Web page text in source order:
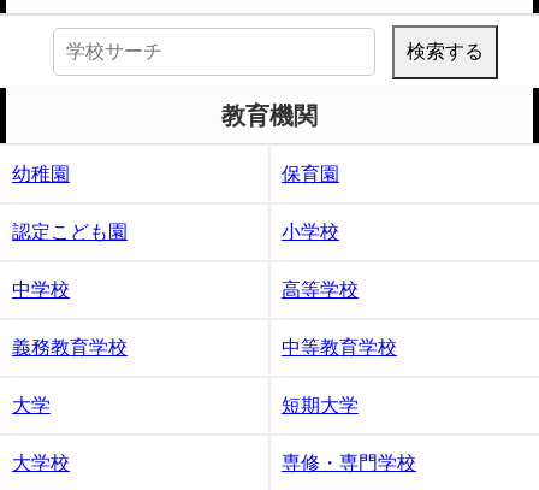
検
教育機関
幼稚園 保育園
認定こども園 小学校
中学校 高等学校
義務教育学校 中等教育学校
大学 短期大学
大学校 専修・専門学校